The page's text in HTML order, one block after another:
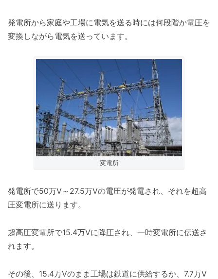
発電所から家庭や工場に電気を送る時には何段階か電圧を
変換しながら電気を送っています。
変電所
発電所で50万V～27.5万Vの電圧が発電され、それを超高
圧変電所に送ります。
超高圧変電所で15.4万Vに降圧され、一時変電所に伝送さ
れます。
その後、15.4万Vのまま工場は鉄道に供給するか、7.7万V